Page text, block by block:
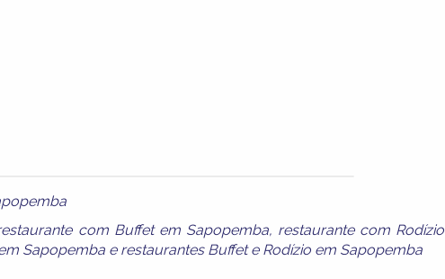
com Buffet em Sapopemba, restaurante com Rodízio
Sapopemba e restaurantes Buffet e Rodízio em Sapopemba